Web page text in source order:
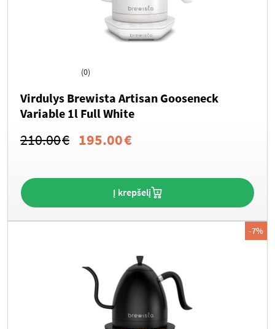
(0)
Virdulys Brewista Artisan Gooseneck
Variable 1l Full White
210.00€ Original
was:
210.00€.
195.00€Current
is:
195.00€.
Į krepšelį
-7%